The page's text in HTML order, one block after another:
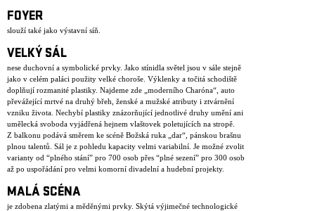
FOYER
slouží také jako výstavní síň.
VELKÝ SÁL
nese duchovní a symbolické prvky. Jako stínidla světel jsou v sále stejně
jako v celém paláci použity velké choroše. Výklenky a točitá schodiště
doplňují rozmanité plastiky. Najdeme zde „moderního Charóna“, auto
převážející mrtvé na druhý břeh, ženské a mužské atributy i ztvárnění
vzniku života. Nechybí plastiky znázorňující jednotlivé druhy umění ani
umělecká svoboda vyjádřená hejnem vlaštovek poletujících na stropě.
Z balkonu podává směrem ke scéně Božská ruka „dar“, pánskou brašnu
plnou talentů. Sál je z pohledu kapacity velmi variabilní. Je možné zvolit
varianty od “plného stání” pro 700 osob přes “plné sezení” pro 300 osob
až po uspořádání pro velmi komorní divadelní a hudební projekty.
MALÁ SCÉNA
je zdobena zlatými a měděnými prvky. Skýtá výjimečné technologické